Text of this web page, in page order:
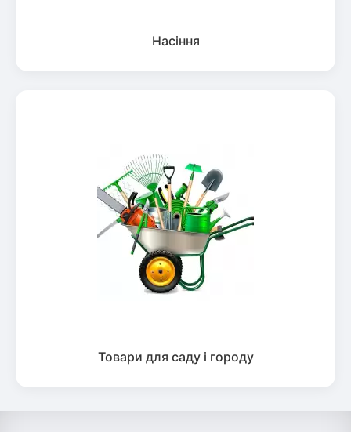
Насіння
Товари для саду і городу